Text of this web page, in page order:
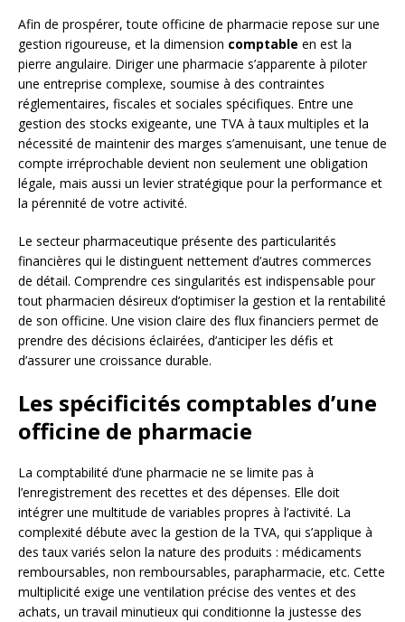
Afin de prospérer, toute officine de pharmacie repose sur une
gestion rigoureuse, et la dimension comptable en est la
pierre angulaire. Diriger une pharmacie s’apparente à piloter
une entreprise complexe, soumise à des contraintes
réglementaires, fiscales et sociales spécifiques. Entre une
gestion des stocks exigeante, une TVA à taux multiples et la
nécessité de maintenir des marges s’amenuisant, une tenue de
compte irréprochable devient non seulement une obligation
légale, mais aussi un levier stratégique pour la performance et
la pérennité de votre activité.
Le secteur pharmaceutique présente des particularités
financières qui le distinguent nettement d’autres commerces
de détail. Comprendre ces singularités est indispensable pour
tout pharmacien désireux d’optimiser la gestion et la rentabilité
de son officine. Une vision claire des flux financiers permet de
prendre des décisions éclairées, d’anticiper les défis et
d’assurer une croissance durable.
Les spécificités comptables d’une
officine de pharmacie
La comptabilité d’une pharmacie ne se limite pas à
l’enregistrement des recettes et des dépenses. Elle doit
intégrer une multitude de variables propres à l’activité. La
complexité débute avec la gestion de la TVA, qui s’applique à
des taux variés selon la nature des produits : médicaments
remboursables, non remboursables, parapharmacie, etc. Cette
multiplicité exige une ventilation précise des ventes et des
achats, un travail minutieux qui conditionne la justesse des